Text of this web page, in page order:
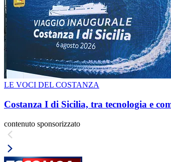
LE VOCI DEL COSTANZA
Costanza I di Sicilia, tra tecnologia e
contenuto sponsorizzato